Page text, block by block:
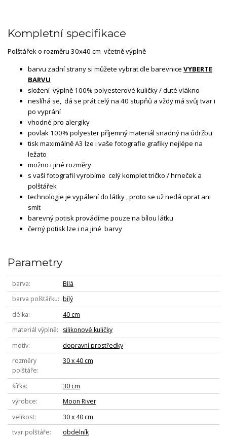
Kompletní specifikace
Polštářek o rozměru 30x40 cm včetně výplně
barvu zadní strany si můžete vybrat dle barevnice VYBERTE
BARVU
složení výplně 100% polyesterové kuličky / duté vlákno
neslíhá se, dá se prát celý na 40 stupňů a vždy má svůj tvar i
po vyprání
vhodné pro alergiky
povlak 100% polyester příjemný materiál snadný na údržbu
tisk maximálně A3 lze i vaše fotografie grafiky nejlépe na
ležato
možno i jiné rozměry
s vaší fotografií vyrobíme celý komplet tričko / hrneček a
polštářek
technologie je vypálení do látky , proto se už nedá oprat ani
smít
barevný potisk provádíme pouze na bílou látku
černý potisk lze i na jiné barvy
Parametry
barva
Bílá
barva polštářku
bílý
délka
40 cm
materiál výplně
silikonové kuličky
motiv
dopravní prostředky
rozměry
polštáře
30 x 40 cm
šířka
30 cm
výrobce
Moon River
velikost
30 x 40 cm
tvar polštáře
obdelník